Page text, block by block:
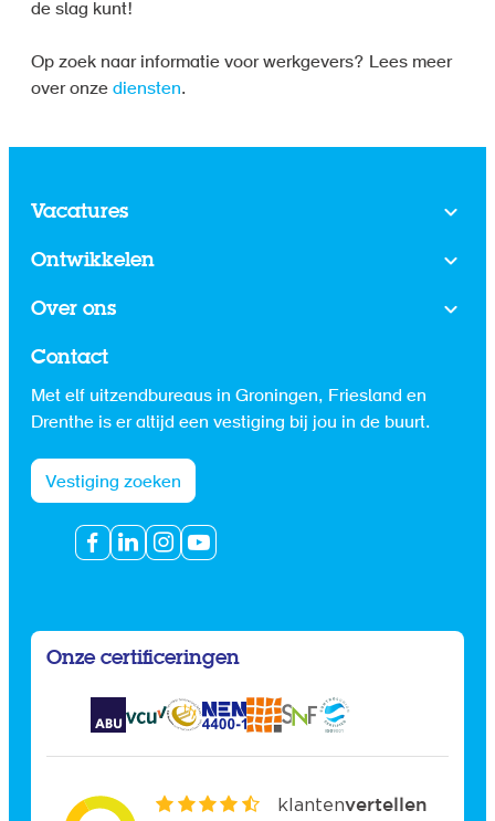
de slag kunt!
Op zoek naar informatie voor werkgevers? Lees meer
over onze diensten.
Vacatures
Ontwikkelen
Over ons
Contact
Met elf uitzendbureaus in Groningen, Friesland en
Drenthe is er altijd een vestiging bij jou in de buurt.
Vestiging zoeken
Onze certificeringen